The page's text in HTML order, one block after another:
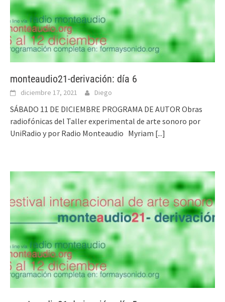
monteaudio21-derivación: día 6
diciembre 17, 2021 Diego
SÁBADO 11 DE DICIEMBRE PROGRAMA DE AUTOR Obras
radiofónicas del Taller experimental de arte sonoro por
UniRadio y por Radio Monteaudio Myriam [...]